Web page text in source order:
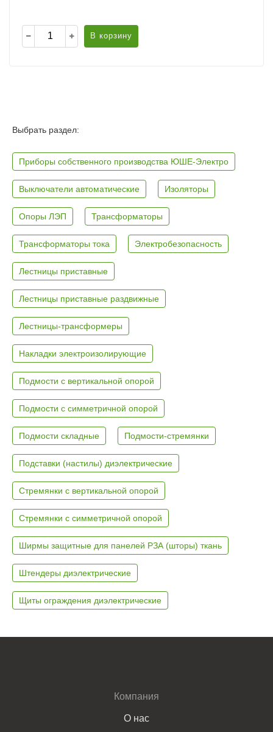
В корзину
Выбрать раздел:
Приборы собственного производства ЮШЕ-Электро
Выключатели автоматические Изоляторы
Опоры ЛЭП Трансформаторы
Трансформаторы тока Электробезопасность
Лестницы приставные
Лестницы приставные раздвижные
Лестницы-трансформеры
Накладки электроизолирующие
Подмости с вертикальной опорой
Подмости с симметричной опорой
Подмости складные Подмости-стремянки
Подставки (настилы) диэлектрические
Стремянки с вертикальной опорой
Стремянки с симметричной опорой
Ширмы защитные для панелей РЗА (шторы) ткань
Штендеры диэлектрические
Щиты ограждения диэлектрические
Компания
О нас